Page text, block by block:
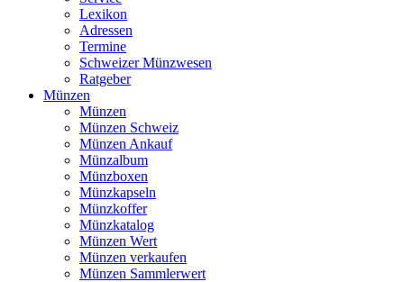
Lexikon
Adressen
Termine
Schweizer Münzwesen
Ratgeber
Münzen
Münzen
Münzen Schweiz
Münzen Ankauf
Münzalbum
Münzboxen
Münzkapseln
Münzkoffer
Münzkatalog
Münzen Wert
Münzen verkaufen
Münzen Sammlerwert